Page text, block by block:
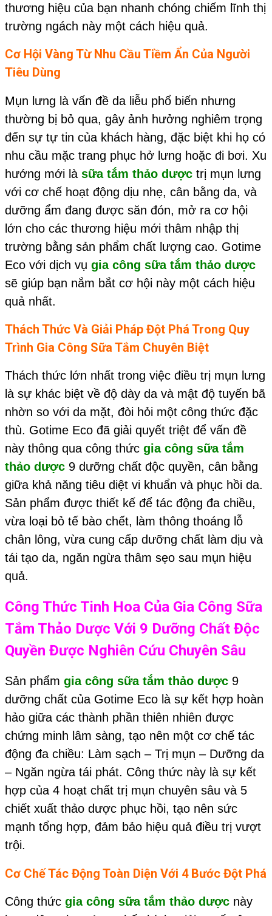
thương hiệu của bạn nhanh chóng chiếm lĩnh thị
trường ngách này một cách hiệu quả.
Cơ Hội Vàng Từ Nhu Cầu Tiềm Ẩn Của Người
Tiêu Dùng
Mụn lưng là vấn đề da liễu phổ biến nhưng
thường bị bỏ qua, gây ảnh hưởng nghiêm trọng
đến sự tự tin của khách hàng, đặc biệt khi họ có
nhu cầu mặc trang phục hở lưng hoặc đi bơi. Xu
hướng mới là sữa tắm thảo dược trị mụn lưng
với cơ chế hoạt động dịu nhẹ, cân bằng da, và
dưỡng ẩm đang được săn đón, mở ra cơ hội
lớn cho các thương hiệu mới thâm nhập thị
trường bằng sản phẩm chất lượng cao. Gotime
Eco với dịch vụ gia công sữa tắm thảo dược
sẽ giúp bạn nắm bắt cơ hội này một cách hiệu
quả nhất.
Thách Thức Và Giải Pháp Đột Phá Trong Quy
Trình Gia Công Sữa Tắm Chuyên Biệt
Thách thức lớn nhất trong việc điều trị mụn lưng
là sự khác biệt về độ dày da và mật độ tuyến bã
nhờn so với da mặt, đòi hỏi một công thức đặc
thù. Gotime Eco đã giải quyết triệt để vấn đề
này thông qua công thức gia công sữa tắm
thảo dược 9 dưỡng chất độc quyền, cân bằng
giữa khả năng tiêu diệt vi khuẩn và phục hồi da.
Sản phẩm được thiết kế để tác động đa chiều,
vừa loại bỏ tế bào chết, làm thông thoáng lỗ
chân lông, vừa cung cấp dưỡng chất làm dịu và
tái tạo da, ngăn ngừa thâm sẹo sau mụn hiệu
quả.
Công Thức Tinh Hoa Của Gia Công Sữa
Tắm Thảo Dược Với 9 Dưỡng Chất Độc
Quyền Được Nghiên Cứu Chuyên Sâu
Sản phẩm gia công sữa tắm thảo dược 9
dưỡng chất của Gotime Eco là sự kết hợp hoàn
hảo giữa các thành phần thiên nhiên được
chứng minh lâm sàng, tạo nên một cơ chế tác
động đa chiều: Làm sạch – Trị mụn – Dưỡng da
– Ngăn ngừa tái phát. Công thức này là sự kết
hợp của 4 hoạt chất trị mụn chuyên sâu và 5
chiết xuất thảo dược phục hồi, tạo nên sức
mạnh tổng hợp, đảm bảo hiệu quả điều trị vượt
trội.
Cơ Chế Tác Động Toàn Diện Với 4 Bước Đột Phá
Công thức gia công sữa tắm thảo dược này